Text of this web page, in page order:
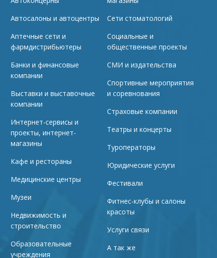
Автосалоны и автоцентры
Аптечные сети и
фармдистрибьютеры
Банки и финансовые
компании
Выставки и выставочные
компании
Интернет-сервисы и
проекты, интернет-
магазины
Кафе и рестораны
Медицинские центры
Музеи
Недвижимость и
строительство
Образовательные
учреждения
Сети стоматологий
Социальные и
общественные проекты
СМИ и издательства
Спортивные мероприятия
и соревнования
Страховые компании
Театры и концерты
Туроператоры
Юридические услуги
Фестивали
Фитнес-клубы и салоны
красоты
Услуги связи
А так же